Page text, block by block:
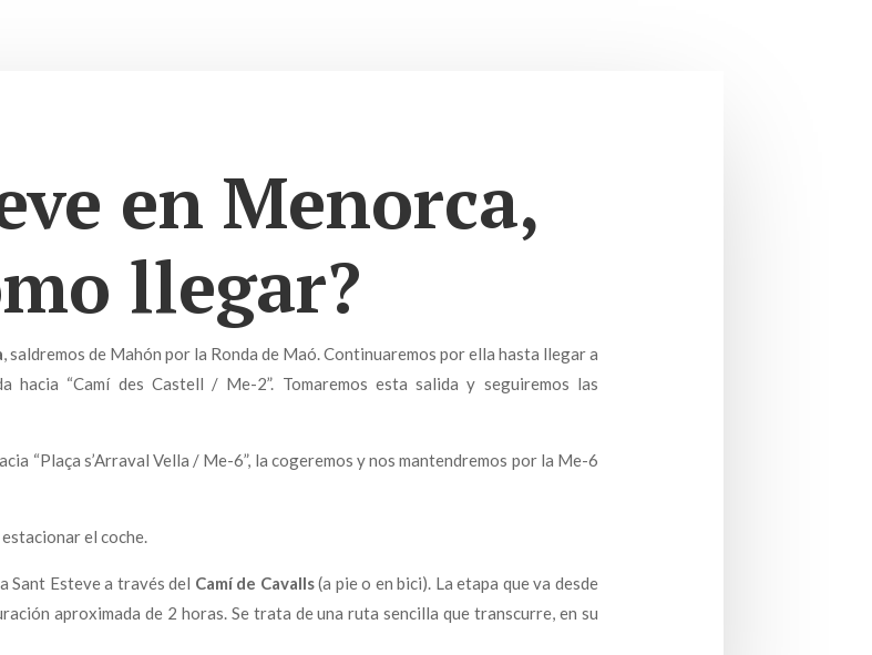
en Menorca,
llegar?
, saldremos de Mahón por la Ronda de Maó. Continuaremos por ella hasta llegar a
“Camí des Castell / Me-2”. Tomaremos esta salida y seguiremos las
“Plaça s’Arraval Vella / Me-6”, la cogeremos y nos mantendremos por la Me-6
el coche.
Sant Esteve a través del Camí de Cavalls(a pie o en bici). La etapa que va desde
aproximada de 2 horas. Se trata de una ruta sencilla que transcurre, en su